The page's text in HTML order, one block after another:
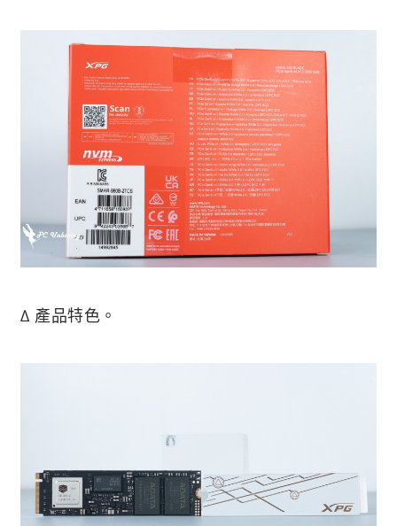
∆ 產品特色。